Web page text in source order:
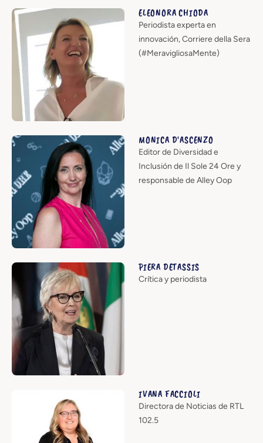
ELEONORA CHIODA
Periodista experta en
innovación, Corriere della Sera
(#MeravigliosaMente)
MONICA D'ASCENZO
Editor de Diversidad e
Inclusión de Il Sole 24 Ore y
responsable de Alley Oop
PIERA DETASSIS
Crítica y periodista
IVANA FACCIOLI
Directora de Noticias de RTL
102.5